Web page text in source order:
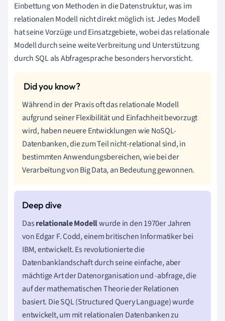
Einbettung von Methoden in die Datenstruktur, was im
relationalen Modell nicht direkt möglich ist. Jedes Modell
hat seine Vorzüge und Einsatzgebiete, wobei das relationale
Modell durch seine weite Verbreitung und Unterstützung
durch SQL als Abfragesprache besonders hervorsticht.
Während in der Praxis oft das relationale Modell
aufgrund seiner Flexibilität und Einfachheit bevorzugt
wird, haben neuere Entwicklungen wie NoSQL-
Datenbanken, die zum Teil nicht-relational sind, in
bestimmten Anwendungsbereichen, wie bei der
Verarbeitung von Big Data, an Bedeutung gewonnen.
Dasrelationale Modellwurde in den 1970er Jahren
von Edgar F. Codd, einem britischen Informatiker bei
IBM, entwickelt. Es revolutionierte die
Datenbanklandschaft durch seine einfache, aber
mächtige Art der Datenorganisation und -abfrage, die
auf der mathematischen Theorie der Relationen
basiert. Die SQL (Structured Query Language) wurde
entwickelt, um mit relationalen Datenbanken zu